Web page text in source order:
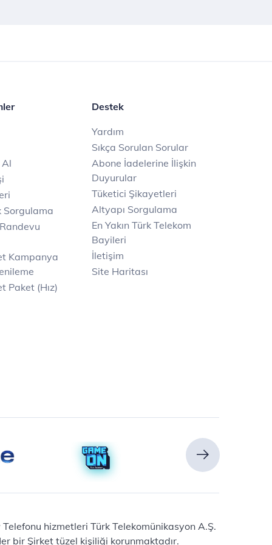
Sorgulama
Kampanya
Paket (Hız)
Destek
Yardım
Sıkça Sorulan Sorular
Abone İadelerine İlişkin
Duyurular
Tüketici Şikayetleri
Altyapı Sorgulama
En Yakın Türk Telekom
Bayileri
İletişim
Site Haritası
hizmetleri Türk Telekomünikasyon A.Ş.
bir Şirket tüzel kişiliği korunmaktadır.